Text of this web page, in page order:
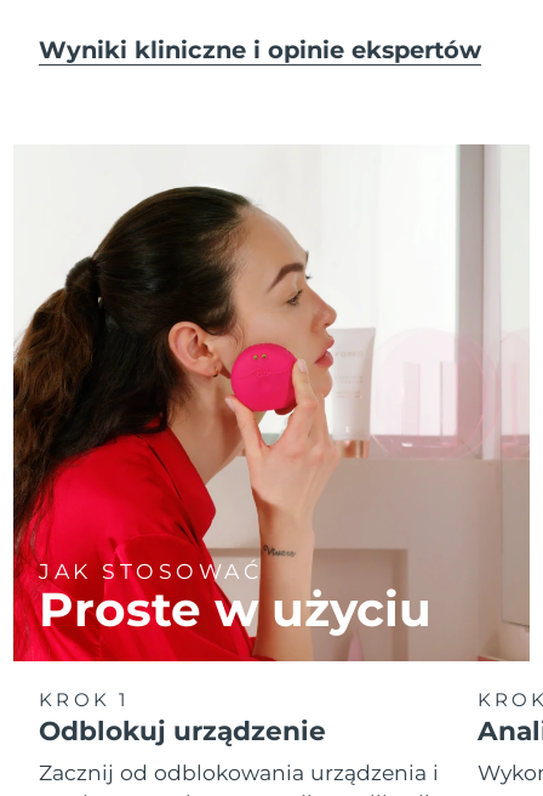
Wyniki kliniczne i opinie ekspertów
JAK STOSOWAĆ
Proste w użyciu
KROK 1
Odblokuj urządzenie
Zacznij od odblokowania urządzenia i